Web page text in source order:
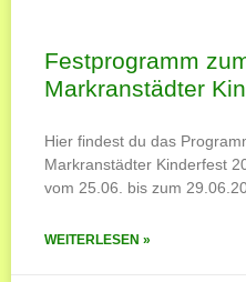
Festprogramm
Markranstädter
Hier findest du das
Markranstädter Kinderfest
vom 25.06. bis zum
WEITERLESEN »